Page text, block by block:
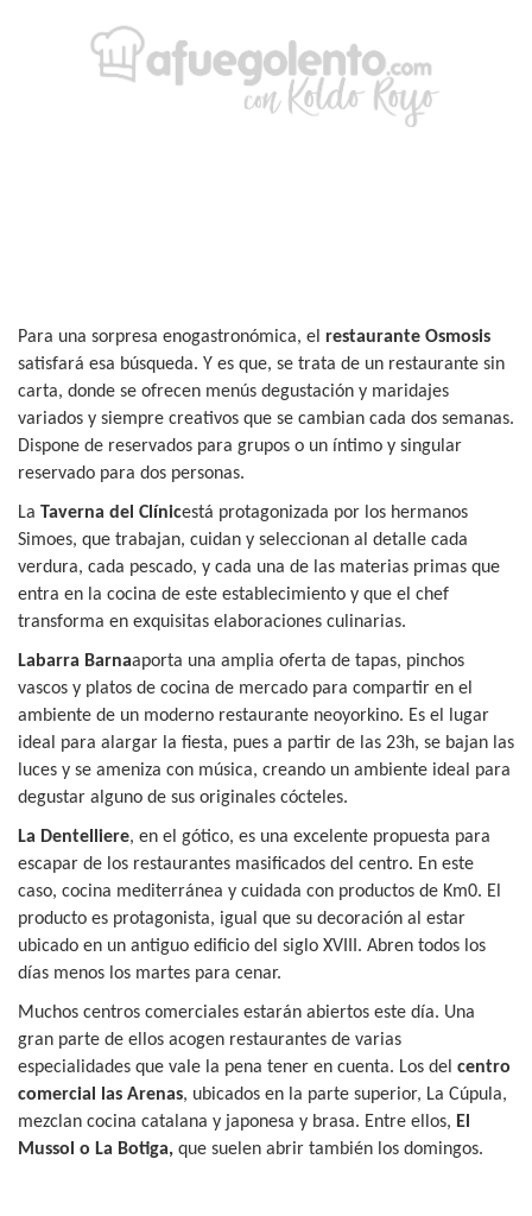
Para una sorpresa enogastronómica, el restaurante Osmosis
satisfará esa búsqueda. Y es que, se trata de un restaurante sin
carta, donde se ofrecen menús degustación y maridajes
variados y siempre creativos que se cambian cada dos semanas.
Dispone de reservados para grupos o un íntimo y singular
reservado para dos personas.
La Taverna del Clínicestá protagonizada por los hermanos
Simoes, que trabajan, cuidan y seleccionan al detalle cada
verdura, cada pescado, y cada una de las materias primas que
entra en la cocina de este establecimiento y que el chef
transforma en exquisitas elaboraciones culinarias.
Labarra Barnaaporta una amplia oferta de tapas, pinchos
vascos y platos de cocina de mercado para compartir en el
ambiente de un moderno restaurante neoyorkino. Es el lugar
ideal para alargar la fiesta, pues a partir de las 23h, se bajan las
luces y se ameniza con música, creando un ambiente ideal para
degustar alguno de sus originales cócteles.
La Dentelliere, en el gótico, es una excelente propuesta para
escapar de los restaurantes masificados del centro. En este
caso, cocina mediterránea y cuidada con productos de Km0. El
producto es protagonista, igual que su decoración al estar
ubicado en un antiguo edificio del siglo XVIII. Abren todos los
días menos los martes para cenar.
Muchos centros comerciales estarán abiertos este día. Una
gran parte de ellos acogen restaurantes de varias
especialidades que vale la pena tener en cuenta. Los del centro
comercial las Arenas, ubicados en la parte superior, La Cúpula,
mezclan cocina catalana y japonesa y brasa. Entre ellos, El
Mussol o La Botiga, que suelen abrir también los domingos.